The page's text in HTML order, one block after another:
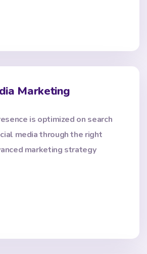
Marketing
is optimized on search
media through the right
marketing strategy